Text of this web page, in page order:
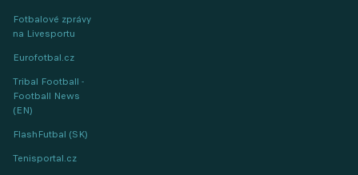
Fotbalové zprávy
na Livesportu
Eurofotbal.cz
Tribal Football -
Football News
(EN)
FlashFutbal (SK)
Tenisportal.cz